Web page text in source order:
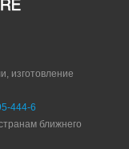
изготовление
444-6
ближнего